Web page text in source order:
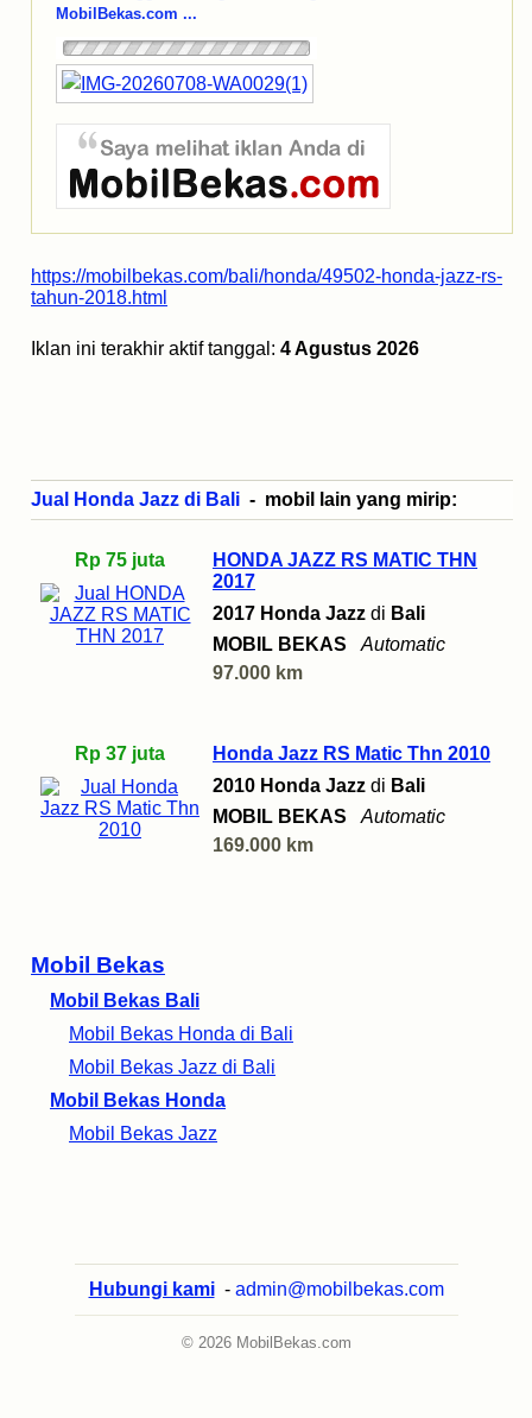
Mobil Bekas
Mobil Bekas Bali
Mobil Bekas Honda di Bali
Mobil Bekas Jazz di Bali
Mobil Bekas Honda
Mobil Bekas Jazz
MobilBekas.com ...
https://mobilbekas.com/bali/honda/49502-honda-jazz-rs-
tahun-2018.html
Iklan ini terakhir aktif tanggal: 4 Agustus 2026
Jual Honda Jazz di Bali - mobil lain yang mirip:
Rp 75 juta
HONDA JAZZ RS MATIC THN
2017
2017 Honda Jazz di Bali
MOBIL BEKAS
Automatic
97.000 km
Rp 37 juta
Honda Jazz RS Matic Thn 2010
2010 Honda Jazz di Bali
MOBIL BEKAS
Automatic
169.000 km
Hubungi kami - admin@mobilbekas.com
© 2026 MobilBekas.com